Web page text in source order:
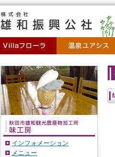
インフォメーション
メニュー